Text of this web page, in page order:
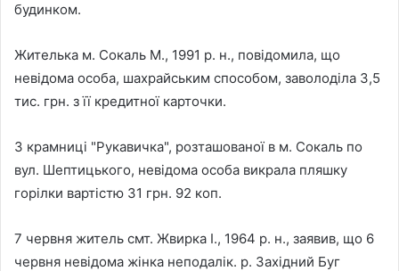
будинком.
Жителька м. Сокаль М., 1991 р. н., повідомила, що
невідома особа, шахрайським способом, заволоділа 3,5
тис. грн. з її кредитної карточки.
З крамниці "Рукавичка", розташованої в м. Сокаль по
вул. Шептицького, невідома особа викрала пляшку
горілки вартістю 31 грн. 92 коп.
7 червня житель смт. Жвирка І., 1964 р. н., заявив, що 6
червня невідома жінка неподалік. р. Західний Буг